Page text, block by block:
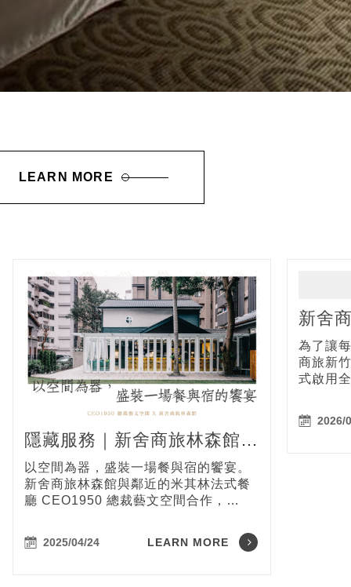
LEARN MORE
隱藏服務｜新舍商旅林森館幫
您安排米其林餐桌——
CEO1950 總裁藝文空間
以空間為器，盛裝一場餐與宿的饗宴。
新舍商旅林森館與鄰近的米其林法式餐
廳 CEO1950 總裁藝文空間合作，
行總裁徐柏園官邸，值得您入內感受老
宅風範與時代的印記。即日起，凡入住
2025/04/24 LEARN MORE
新舍
餐餐
啟用
為了讓
商旅新
式啟用
近旅客
2026/